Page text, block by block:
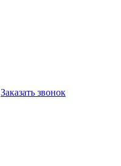
Заказать звонок